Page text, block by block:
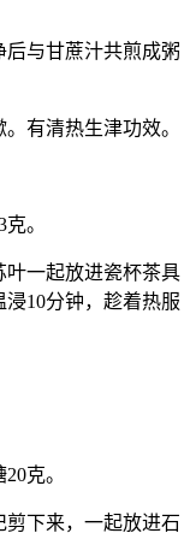
与甘蔗汁共煎成粥
有清热生津功效。
。
叶一起放进瓷杯茶具
10分钟，趁着热服
克。
下来，一起放进石